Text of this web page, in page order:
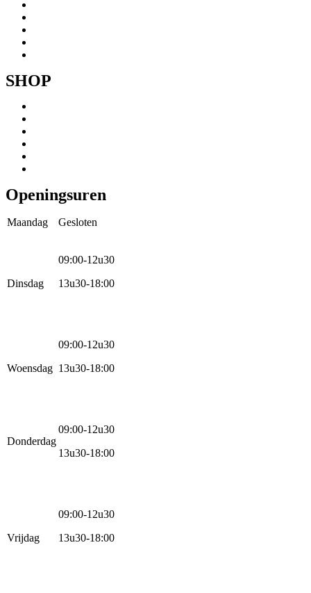
SHOP
Menu
Openingsuren
Maandag Gesloten
Dinsdag
09:00-12u30
13u30-18:00
Woensdag
09:00-12u30
13u30-18:00
Donderdag
09:00-12u30
13u30-18:00
Vrijdag
09:00-12u30
13u30-18:00